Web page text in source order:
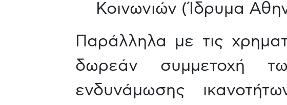
Κοινωνιών (Ίδρυμα
Παράλληλα με τις
δωρεάν συμμετοχή
ενδυνάμωσης